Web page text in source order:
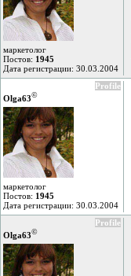
маркетолог
Постов: 1945
Дата регистрации: 30.03.2004
Profile
Olga63©
маркетолог
Постов: 1945
Дата регистрации: 30.03.2004
Profile
Olga63©